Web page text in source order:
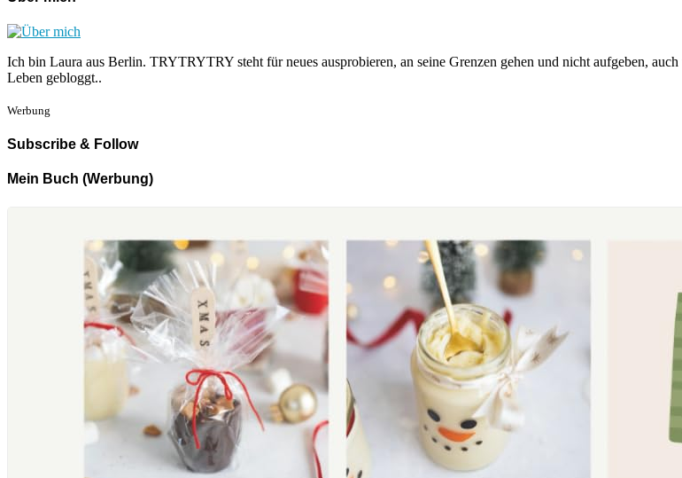
Ich bin Laura aus Berlin. TRYTRYTRY steht für neues ausprobieren, an seine Grenzen gehen und nicht aufgeben,
Leben gebloggt..
Werbung
Subscribe & Follow
Mein Buch (Werbung)